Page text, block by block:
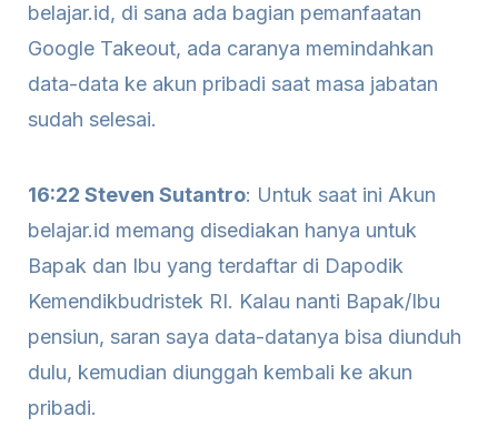
belajar.id, di sana ada bagian pemanfaatan
Google Takeout, ada caranya memindahkan
data-data ke akun pribadi saat masa jabatan
sudah selesai.
16:22 Steven Sutantro: Untuk saat ini Akun
belajar.id memang disediakan hanya untuk
Bapak dan Ibu yang terdaftar di Dapodik
Kemendikbudristek RI. Kalau nanti Bapak/Ibu
pensiun, saran saya data-datanya bisa diunduh
dulu, kemudian diunggah kembali ke akun
pribadi.